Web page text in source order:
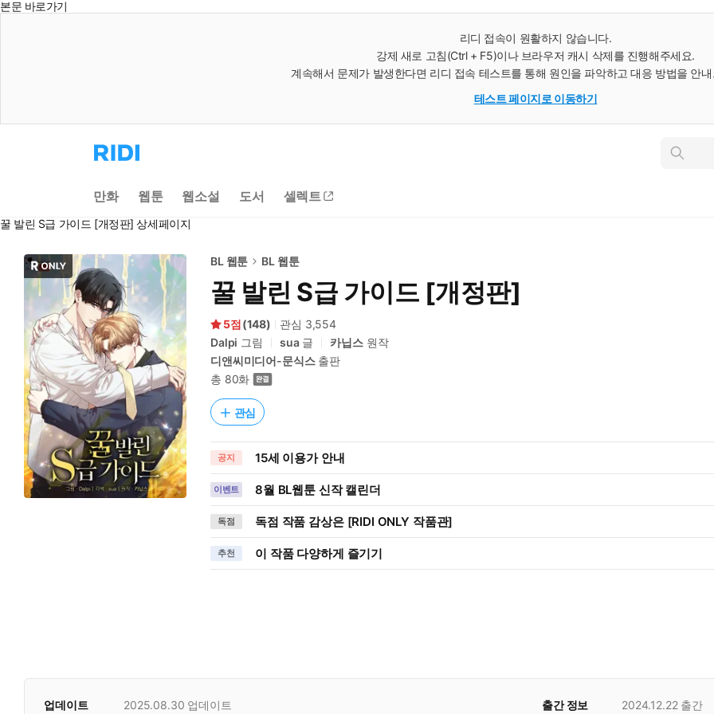
본문 바로가기
리디 접속이 원활하지 않습니다.
강제 새로 고침(Ctrl + F5)이나 브라우저 캐시 삭제를 진행해주세요.
계속해서 문제가 발생한다면 리디 접속 테스트를 통해 원인을 파악하고 대응 방법을 안
테스트 페이지로 이동하기
리
디
으
로
동
인
만화 웹툰 웹소설 도서 셀렉트
꿀 발린 S급 가이드 [개정판] 상세페이지
BL 웹툰 BL 웹툰
꿀 발린 S급 가이드 [개정판]
5 (148) 관심 3,554
Dalpi 그림 sua글 카닙스원작
디앤씨미디어-문식스출판
총 80화
관심
공지 15세 이용가 안내
이벤트 8월 BL웹툰 신작 캘린더
독점 독점 작품 감상은 [RIDI ONLY 작품관]
추천 이 작품 다양하게 즐기기
업데이트 2025.08.30 업데이트 출간 정보 2024.12.22 출간